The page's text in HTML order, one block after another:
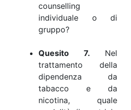
counselling
individuale o di
gruppo?
Quesito 7. Nel
trattamento della
dipendenza da
tabacco e da
nicotina, quale